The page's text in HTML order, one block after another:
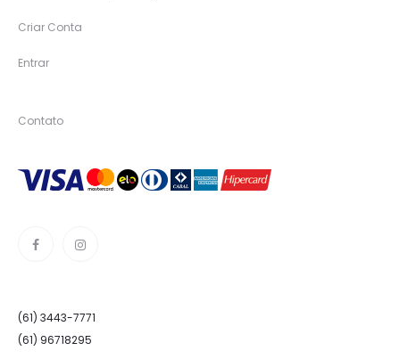
Criar Conta
Entrar
Contato
(61) 3443-7771
(61) 96718295